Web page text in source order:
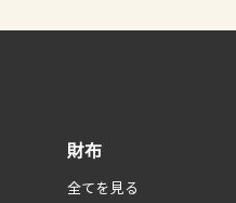
財布
全てを見る